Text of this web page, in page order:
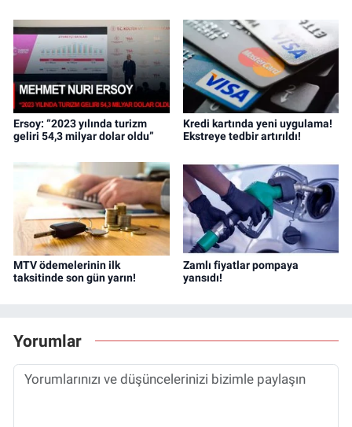
Ersoy: “2023 yılında turizm
geliri 54,3 milyar dolar oldu”
Kredi kartında yeni uygulama!
Ekstreye tedbir artırıldı!
MTV ödemelerinin ilk
taksitinde son gün yarın!
Zamlı fiyatlar pompaya
yansıdı!
Yorumlar